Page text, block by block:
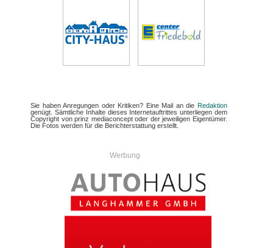
Sie haben Anregungen oder Kritiken? Eine Mail an die Redaktion
genügt. Sämtliche Inhalte dieses Internetauftrittes unterliegen dem
Copyright von prinz mediaconcept oder der jeweiligen Eigentümer.
Die Fotos werden für die Berichterstattung erstellt.
Werbung